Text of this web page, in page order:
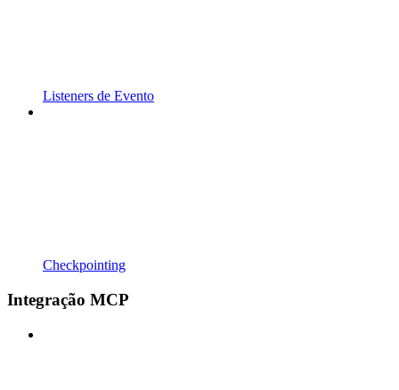
Listeners de Evento
Checkpointing
Integração MCP